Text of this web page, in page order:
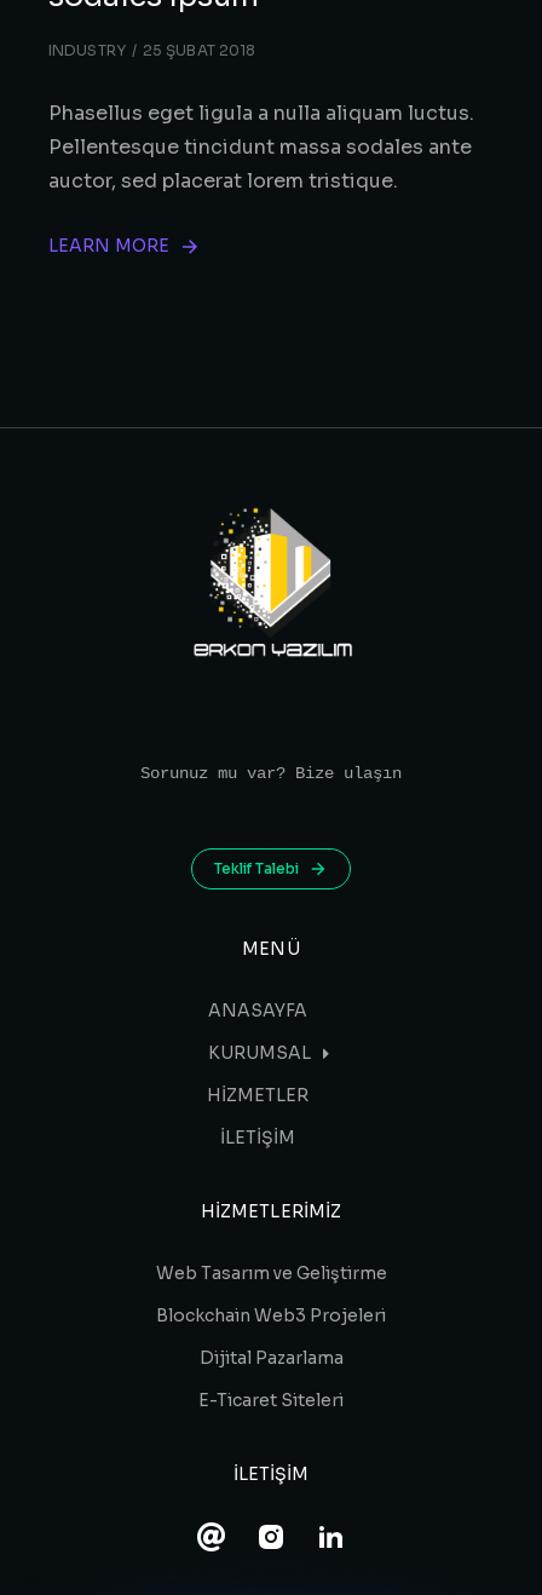
INDUSTRY 25 ŞUBAT 2018
Phasellus eget ligula a nulla aliquam luctus.
Pellentesque tincidunt massa sodales ante
auctor, sed placerat lorem tristique.
LEARN MORE
Sorunuz mu var? Bize ulaşın
Teklif Talebi
MENÜ
ANASAYFA
KURUMSAL
HİZMETLER
İLETİŞİM
HIZMETLERIMIZ
Web Tasarım ve Geliştirme
Blockchain Web3 Projeleri
Dijital Pazarlama
E-Ticaret Siteleri
ILETIŞIM